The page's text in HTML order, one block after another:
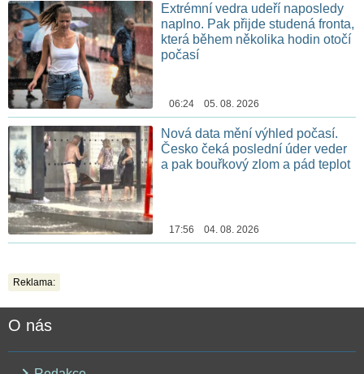
Extrémní vedra udeří naposledy
naplno. Pak přijde studená fronta,
která během několika hodin otočí
počasí
06:24 05. 08. 2026
Nová data mění výhled počasí.
Česko čeká poslední úder veder
a pak bouřkový zlom a pád teplot
17:56 04. 08. 2026
Reklama:
O nás